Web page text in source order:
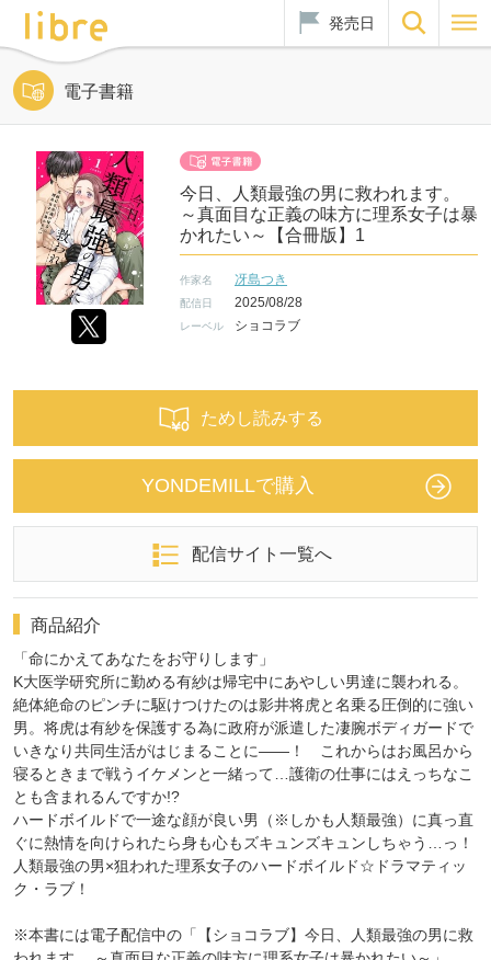
発売日
電子書籍
今日、人類最強の男に救われます。
～真面目な正義の味方に理系女子は暴
かれたい～【合冊版】1
作家名 冴島つき
配信日 2025/08/28
レーベル ショコラブ
ためし読みする
YONDEMILLで購入
配信サイト一覧へ
商品紹介
「命にかえてあなたをお守りします」
K大医学研究所に勤める有紗は帰宅中にあやしい男達に襲われる。
絶体絶命のピンチに駆けつけたのは影井将虎と名乗る圧倒的に強い
男。将虎は有紗を保護する為に政府が派遣した凄腕ボディガードで
いきなり共同生活がはじまることに――！ これからはお風呂から
寝るときまで戦うイケメンと一緒って…護衛の仕事にはえっちなこ
とも含まれるんですか!?
ハードボイルドで一途な顔が良い男（※しかも人類最強）に真っ直
ぐに熱情を向けられたら身も心もズキュンズキュンしちゃう…っ！
人類最強の男×狙われた理系女子のハードボイルド☆ドラマティッ
ク・ラブ！
※本書には電子配信中の「【ショコラブ】今日、人類最強の男に救